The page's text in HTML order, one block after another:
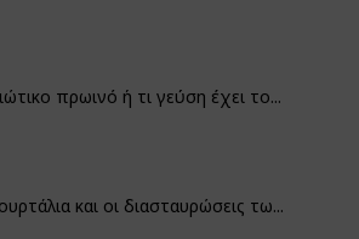
πρωινό ή τι γεύση έχει το...
και οι διασταυρώσεις τω...